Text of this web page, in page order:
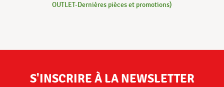
OUTLET-Dernières pièces et promotions)
S'INSCRIRE À LA NEWSLETTER